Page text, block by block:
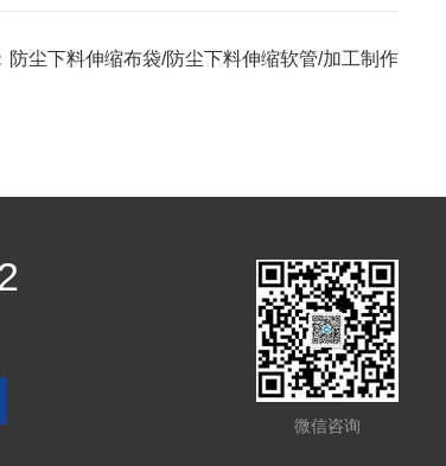
防尘下料伸缩布袋/防尘下料伸缩软管/加工制作
微信咨询